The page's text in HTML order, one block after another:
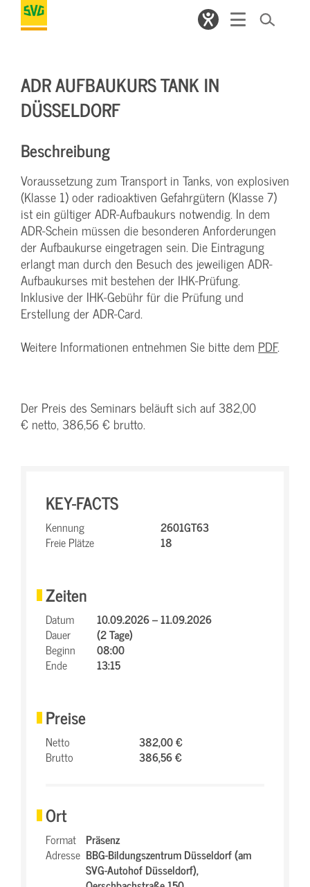
ADR AUFBAUKURS TANK IN
DÜSSELDORF
Beschreibung
Voraussetzung zum Transport in Tanks, von explosiven
(Klasse 1) oder radioaktiven Gefahrgütern (Klasse 7)
ist ein gültiger ADR-Aufbaukurs notwendig. In dem
ADR-Schein müssen die besonderen Anforderungen
der Aufbaukurse eingetragen sein. Die Eintragung
erlangt man durch den Besuch des jeweiligen ADR-
Aufbaukurses mit bestehen der IHK-Prüfung.
Inklusive der IHK-Gebühr für die Prüfung und
Erstellung der ADR-Card.
Weitere Informationen entnehmen Sie bitte dem PDF.
Der Preis des Seminars beläuft sich auf 382,00
€ netto, 386,56 € brutto.
KEY-FACTS
Kennung
2601GT63
Freie Plätze
18
Zeiten
Datum
10.09.2026 – 11.09.2026
Dauer
(2 Tage)
Beginn
08:00
Ende
13:15
Preise
Netto
382,00 €
Brutto
386,56 €
Ort
Format Präsenz
Adresse BBG-Bildungszentrum Düsseldorf (am
SVG-Autohof Düsseldorf),